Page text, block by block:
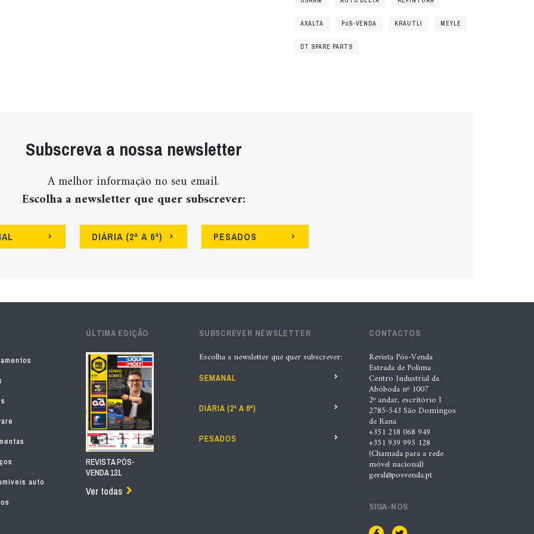
AXALTA PóS-VENDA KRAUTLI MEYLE
DT SPARE PARTS
Subscreva a nossa newsletter
A melhor informação no seu email.
Escolha a newsletter que quer subscrever:
DIÁRIA (2ª A 6ª) PESADOS
auto
ÚLTIMA EDIÇÃO
REVISTA PÓS-
VENDA 131
Ver todas
SUBSCREVER NEWSLETTER
Escolha a newsletter que quer subscrever:
SEMANAL
DIÁRIA (2ª A 6ª)
PESADOS
CONTACTOS
Revista Pós-Venda
Estrada de Polima
Centro Industrial da
Abóboda nº 1007
2º andar, escritório I
2785-543 São Domingos
de Rana
+351 218 068 949
+351 939 995 128
(Chamada para a rede
móvel nacional)
geral@posvenda.pt
SIGA-NOS